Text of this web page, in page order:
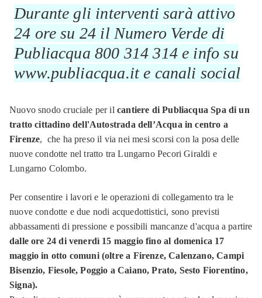
Durante gli interventi sarà attivo
24 ore su 24 il Numero Verde di
Publiacqua 800 314 314 e info su
www.publiacqua.it e canali social
Nuovo snodo cruciale per ilcantiere di Publiacqua Spa di un
tratto cittadino dell'Autostrada dell’Acqua in centro a
Firenze, che ha preso il via nei mesi scorsi con la posa delle
nuove condotte nel tratto tra Lungarno Pecori Giraldi e
Lungarno Colombo.
Per consentire i lavori e le operazioni di collegamento tra le
nuove condotte e due nodi acquedottistici, sono previsti
abbassamenti di pressione e possibili mancanze d'acqua a partire
dalle ore 24 di venerdì 15 maggio fino al domenica 17
maggio in otto comuni (oltre a Firenze, Calenzano, Campi
Bisenzio, Fiesole, Poggio a Caiano, Prato, Sesto Fiorentino,
Signa).